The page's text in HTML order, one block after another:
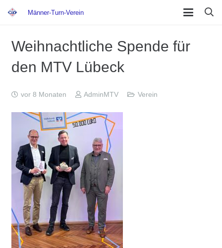
Männer-Turn-Verein
Weihnachtliche Spende für
den MTV Lübeck
vor 8 Monaten AdminMTV Verein